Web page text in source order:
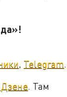
, Telegram.
Дзене. Там